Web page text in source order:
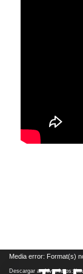
Reproductor
Media error: Format(s)
Descargar archivo: https://